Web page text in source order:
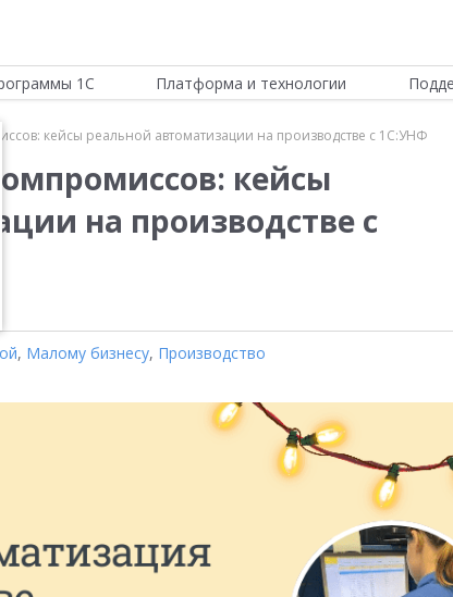
1С Платформа и технологии
кейсы реальной автоматизации на производстве с 1С:УНФ
кейсы
на производстве с
, Малому бизнесу, Производство